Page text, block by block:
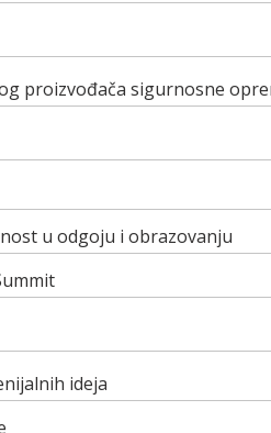
proizvođača sigurnosne
u odgoju i obrazovanju
ideja